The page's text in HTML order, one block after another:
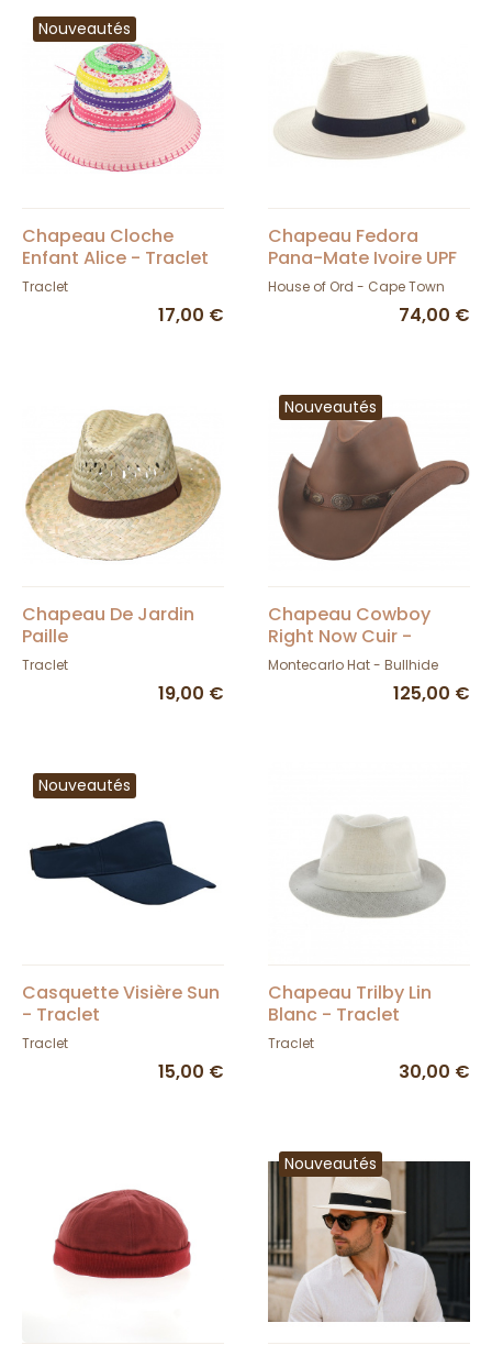
Nouveautés
Chapeau Cloche
Enfant Alice - Traclet
Traclet
17,00 €
Chapeau Fedora
Pana-Mate Ivoire UPF
50+ - House of Ord
House of Ord - Cape Town
74,00 €
Chapeau De Jardin
Paille
Traclet
19,00 €
Nouveautés
Chapeau Cowboy
Right Now Cuir -
Bullhide
Montecarlo Hat - Bullhide
125,00 €
Nouveautés
Casquette Visière Sun
- Traclet
Traclet
15,00 €
Chapeau Trilby Lin
Blanc - Traclet
Traclet
30,00 €
Nouveautés